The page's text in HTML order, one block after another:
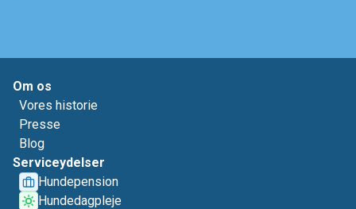
Om os
Vores historie
Presse
Blog
Serviceydelser
Hundepension
Hundedagpleje